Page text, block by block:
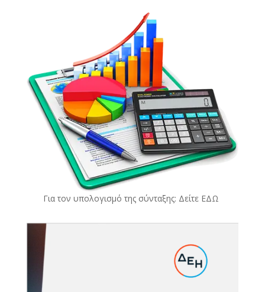
Για τον υπολογισμό της σύνταξης: Δείτε ΕΔΩ